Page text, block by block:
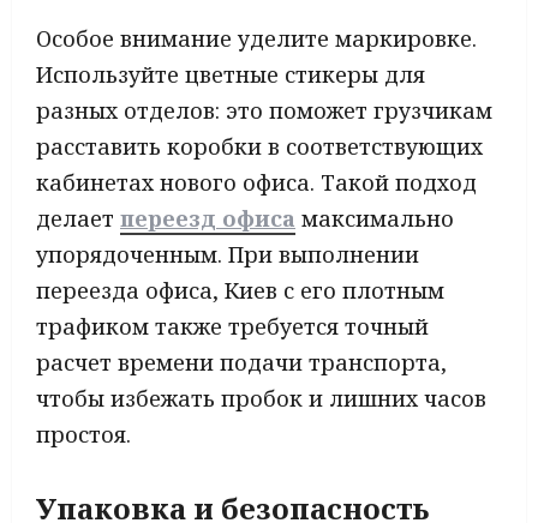
Особое внимание уделите маркировке.
Используйте цветные стикеры для
разных отделов: это поможет грузчикам
расставить коробки в соответствующих
кабинетах нового офиса. Такой подход
делает переезд офиса максимально
упорядоченным. При выполнении
переезда офиса, Киев с его плотным
трафиком также требуется точный
расчет времени подачи транспорта,
чтобы избежать пробок и лишних часов
простоя.
Упаковка и безопасность